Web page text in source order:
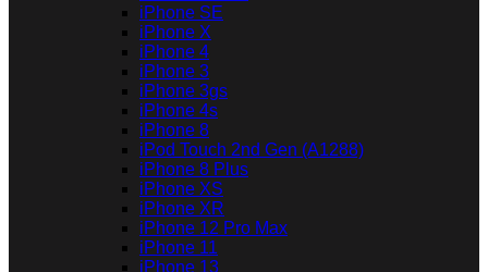
iPhone SE
iPhone X
iPhone 4
iPhone 3
iPhone 3gs
iPhone 4s
iPhone 8
iPod Touch 2nd Gen (A1288)
iPhone 8 Plus
iPhone XS
iPhone XR
iPhone 12 Pro Max
iPhone 11
iPhone 13